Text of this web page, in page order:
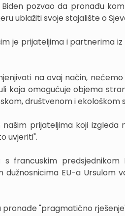
pozvao da pronađu
ublažiti svoje stajalište o
je prijateljima i partnerima
na ovaj način,
koja omogućuje objema
društvenom i ekološkom
prijateljima koji izgleda
uvjeriti".
francuskim predsjednikom
EU-a Ursulom
"pragmatično